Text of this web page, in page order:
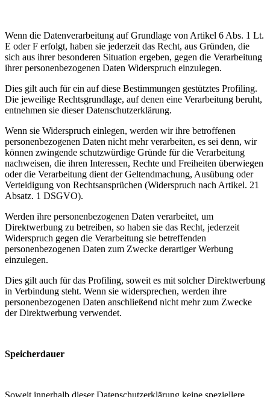
Wenn die Datenverarbeitung auf Grundlage von Artikel 6 Abs. 1 Lt.
E oder F erfolgt, haben sie jederzeit das Recht, aus Gründen, die
sich aus ihrer besonderen Situation ergeben, gegen die Verarbeitung
ihrer personenbezogenen Daten Widerspruch einzulegen.
Dies gilt auch für ein auf diese Bestimmungen gestütztes Profiling.
Die jeweilige Rechtsgrundlage, auf denen eine Verarbeitung beruht,
entnehmen sie dieser Datenschutzerklärung.
Wenn sie Widerspruch einlegen, werden wir ihre betroffenen
personenbezogenen Daten nicht mehr verarbeiten, es sei denn, wir
können zwingende schutzwürdige Gründe für die Verarbeitung
nachweisen, die ihren Interessen, Rechte und Freiheiten überwiegen
oder die Verarbeitung dient der Geltendmachung, Ausübung oder
Verteidigung von Rechtsansprüchen (Widerspruch nach Artikel. 21
Absatz. 1 DSGVO).
Werden ihre personenbezogenen Daten verarbeitet, um
Direktwerbung zu betreiben, so haben sie das Recht, jederzeit
Widerspruch gegen die Verarbeitung sie betreffenden
personenbezogenen Daten zum Zwecke derartiger Werbung
einzulegen.
Dies gilt auch für das Profiling, soweit es mit solcher Direktwerbung
in Verbindung steht. Wenn sie widersprechen, werden ihre
personenbezogenen Daten anschließend nicht mehr zum Zwecke
der Direktwerbung verwendet.
Speicherdauer
Soweit innerhalb dieser Datenschutzerklärung keine speziellere